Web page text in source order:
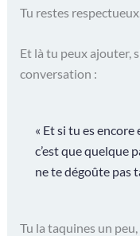
Tu restes
Et là tu peux ajouter,
conversation :
« Et si tu es
c’est que quelque
ne te dégoûte pas
Tu la taquines un